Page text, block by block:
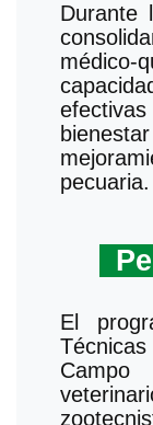
Durante
médico-
pecuaria.
El